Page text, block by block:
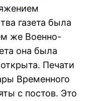
газета была
же Военно-
она была
Печати
Временного
с постов. Это